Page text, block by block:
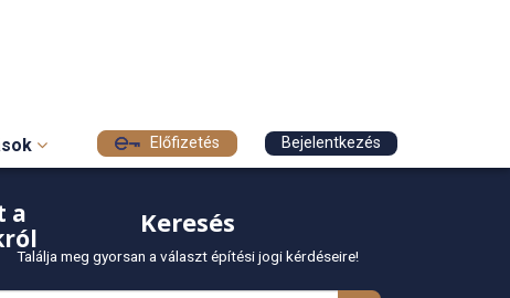
Előfizetés Bejelentkezés
a
Keresés
Találja meg gyorsan a választ építési jogi kérdéseire!